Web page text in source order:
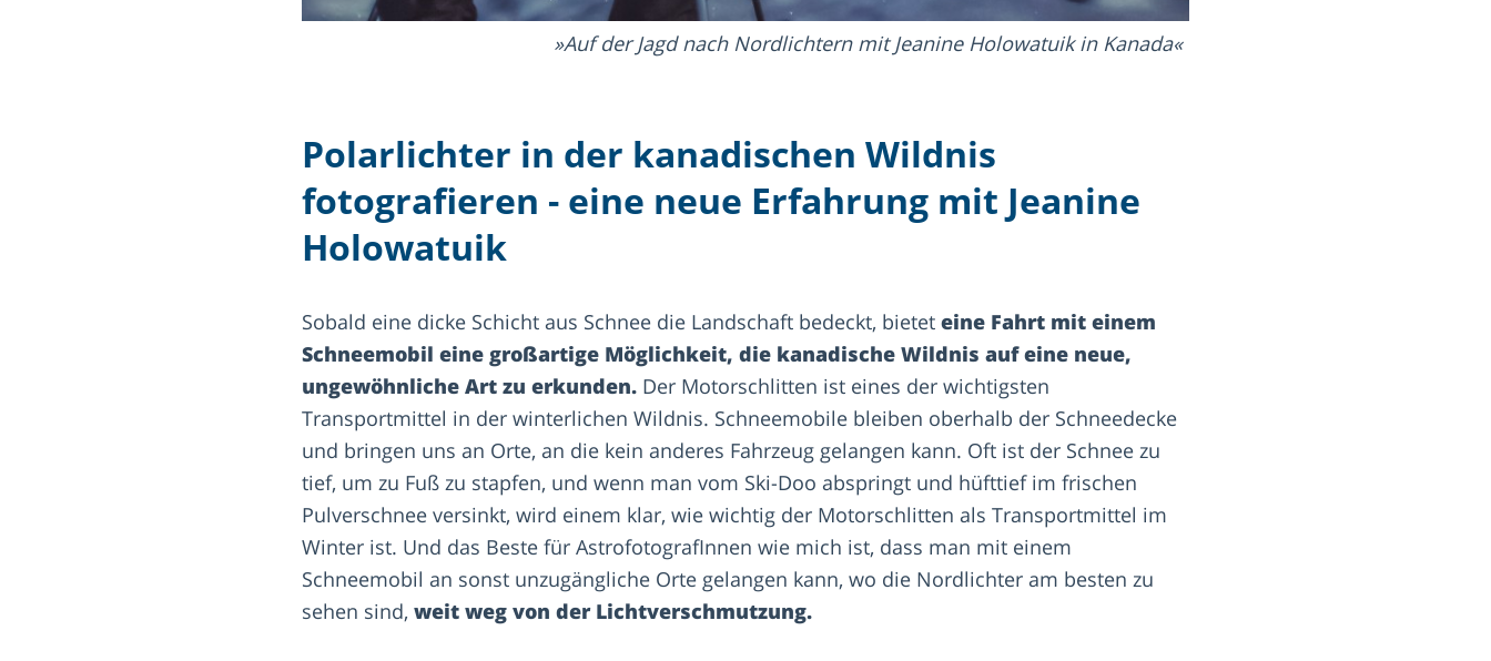
Auf der Jagd nach Nordlichtern mit Jeanine Holowatuik in Kanada
Polarlichter in der kanadischen Wildnis
fotografieren - eine neue Erfahrung mit Jeanine
Holowatuik
Sobald eine dicke Schicht aus Schnee die Landschaft bedeckt, bietet eine Fahrt mit einem
Schneemobil eine großartige Möglichkeit, die kanadische Wildnis auf eine neue,
ungewöhnliche Art zu erkunden. Der Motorschlitten ist eines der wichtigsten
Transportmittel in der winterlichen Wildnis. Schneemobile bleiben oberhalb der Schneedecke
und bringen uns an Orte, an die kein anderes Fahrzeug gelangen kann. Oft ist der Schnee zu
tief, um zu Fuß zu stapfen, und wenn man vom Ski-Doo abspringt und hüfttief im frischen
Pulverschnee versinkt, wird einem klar, wie wichtig der Motorschlitten als Transportmittel im
Winter ist. Und das Beste für AstrofotografInnen wie mich ist, dass man mit einem
Schneemobil an sonst unzugängliche Orte gelangen kann, wo die Nordlichter am besten zu
sehen sind, weit weg von der Lichtverschmutzung.